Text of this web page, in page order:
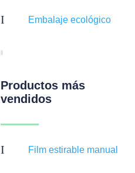
I Embalaje ecológico
Productos más
vendidos
I Film estirable manual